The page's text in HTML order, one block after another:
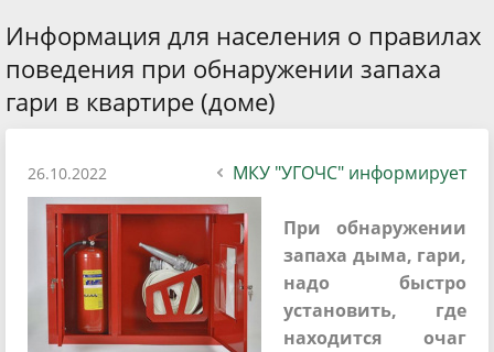
Информация для населения о правилах
поведения при обнаружении запаха
гари в квартире (доме)
26.10.2022 МКУ "УГОЧС" информирует
При обнаружении
запаха дыма, гари,
надо быстро
установить, где
находится очаг